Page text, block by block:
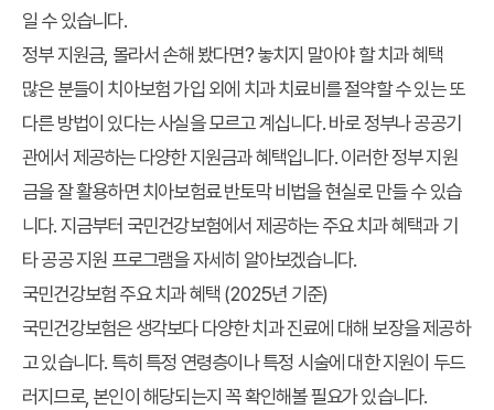
일 수 있습니다.
정부 지원금, 몰라서 손해 봤다면? 놓치지 말아야 할 치과 혜택
많은 분들이 치아보험 가입 외에 치과 치료비를 절약할 수 있는 또
다른 방법이 있다는 사실을 모르고 계십니다. 바로 정부나 공공기
관에서 제공하는 다양한 지원금과 혜택입니다. 이러한정부 지원
금을 잘 활용하면치아보험료 반토막 비법을 현실로 만들 수 있습
니다. 지금부터 국민건강보험에서 제공하는 주요 치과 혜택과 기
타 공공 지원 프로그램을 자세히 알아보겠습니다.
국민건강보험 주요 치과 혜택 (2025년 기준)
국민건강보험은 생각보다 다양한 치과 진료에 대해 보장을 제공하
고 있습니다. 특히 특정 연령층이나 특정 시술에 대한 지원이 두드
러지므로, 본인이 해당되는지 꼭 확인해볼 필요가 있습니다.